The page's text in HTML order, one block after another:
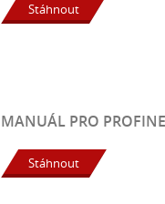
Stáhnout
MANUÁL PRO
Stáhnout